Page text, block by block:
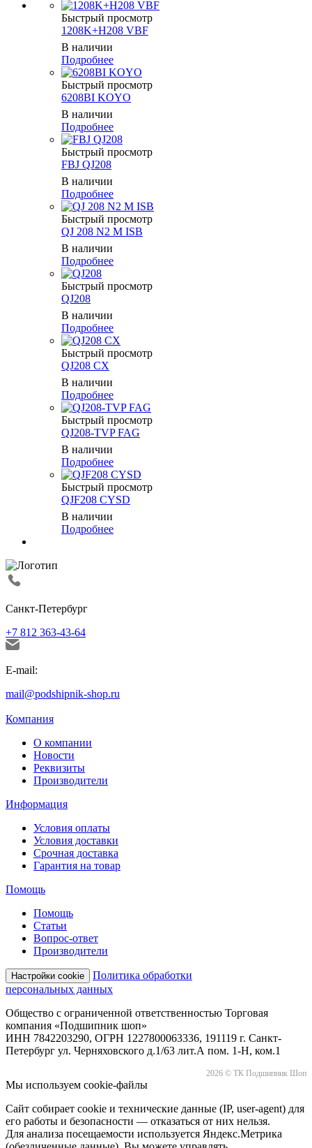
Быстрый просмотр
1208K+H208 VBF
В наличии
Подробнее
Быстрый просмотр
6208BI KOYO
В наличии
Подробнее
Быстрый просмотр
FBJ QJ208
В наличии
Подробнее
Быстрый просмотр
QJ 208 N2 M ISB
В наличии
Подробнее
Быстрый просмотр
QJ208
В наличии
Подробнее
Быстрый просмотр
QJ208 CX
В наличии
Подробнее
Быстрый просмотр
QJ208-TVP FAG
В наличии
Подробнее
Быстрый просмотр
QJF208 CYSD
В наличии
Подробнее
Санкт-Петербург
+7 812 363-43-64
E-mail:
mail@podshipnik-shop.ru
Компания
О компании
Новости
Реквизиты
Производители
Информация
Условия оплаты
Условия доставки
Срочная доставка
Гарантия на товар
Помощь
Помощь
Статьи
Вопрос-ответ
Производители
Настройки cookie
Политика обработки
персональных данных
Общество с ограниченной ответственностью Торговая
компания «Подшипник шоп»
ИНН 7842203290, ОГРН 1227800063336, 191119 г. Санкт-
Петербург ул. Черняховского д.1/63 лит.А пом. 1-Н, ком.1
2026 © ТК Подшипник Шоп
Мы используем cookie-файлы
Сайт собирает cookie и технические данные (IP, user-agent) для
его работы и безопасности — отказаться от них нельзя.
Для анализа посещаемости используется Яндекс.Метрика